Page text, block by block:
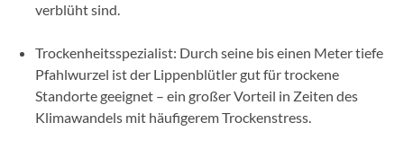
verblüht sind.
Trockenheitsspezialist: Durch seine bis einen Meter tiefe
Pfahlwurzel ist der Lippenblütler gut für trockene
Standorte geeignet – ein großer Vorteil in Zeiten des
Klimawandels mit häufigerem Trockenstress.